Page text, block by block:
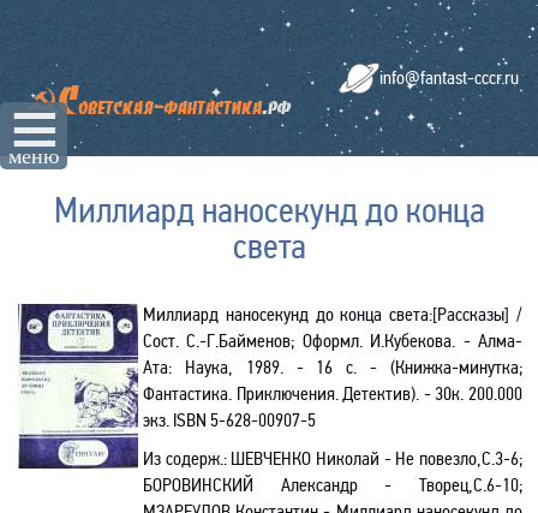
☰
меню
info@fantast-cccr.ru
Миллиард наносекунд до конца
света
Миллиард наносекунд до конца света:[Рассказы] /
Сост. С.-Г.Байменов; Оформл. И.Кубекова. - Алма-
Ата: Наука, 1989. - 16 с. - (Книжка-минутка;
Фантастика. Приключения. Детектив). - 30к. 200.000
экз. ISBN 5-628-00907-5
Из содерж.:ШЕВЧЕНКО Николай - Не повезло,С.3-6;
БОРОВИНСКИЙ Александр - Творец,С.6-10;